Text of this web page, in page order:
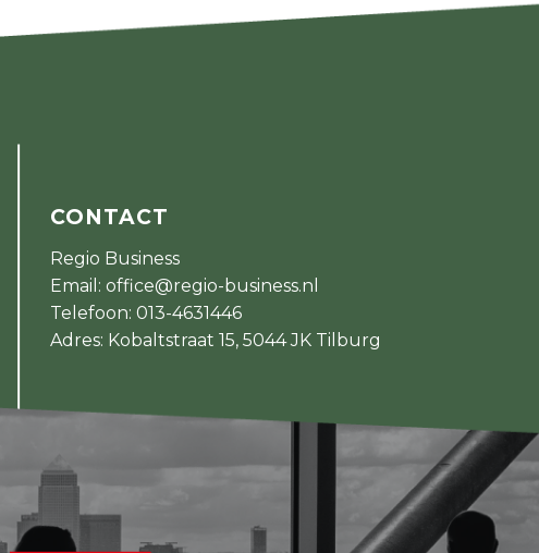
CONTACT
Regio Business
Email: office@regio-business.nl
Telefoon: 013-4631446
Adres: Kobaltstraat 15, 5044 JK Tilburg